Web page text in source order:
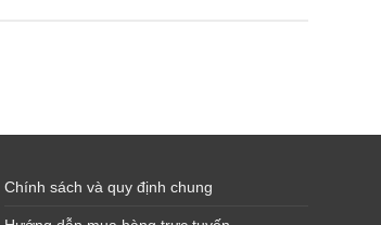
Chính sách và quy định chung